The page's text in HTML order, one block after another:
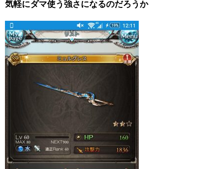
気軽にダマ使う強さになるのだろうか